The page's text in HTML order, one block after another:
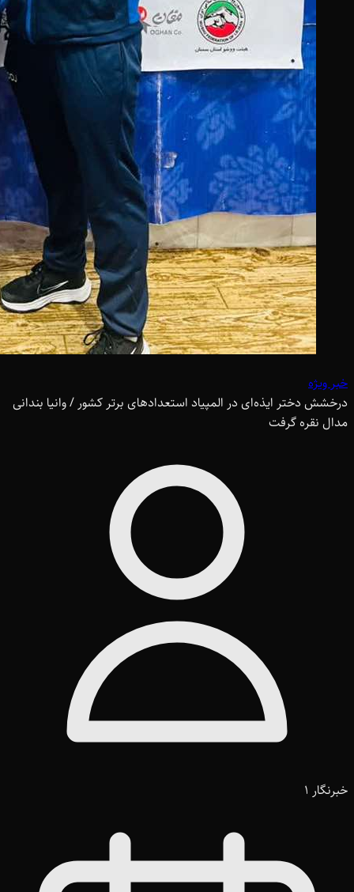
خبر ویژه
درخشش دختر ایذه‌ای در المپیاد استعدادهای برتر کشور / وانیا بندانی
مدال نقره گرفت
خبرنگار 1